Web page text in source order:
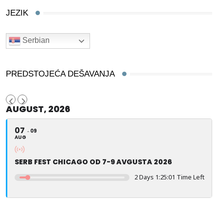
JEZIK
Serbian
PREDSTOJEĆA DEŠAVANJA
AUGUST, 2026
07
AUG
09
SERB FEST CHICAGO OD 7-9 AVGUSTA 2026
2 Days 1:25:01 Time Left